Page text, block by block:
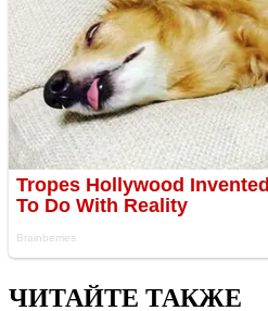
ЧИТАЙТЕ ТАКЖЕ